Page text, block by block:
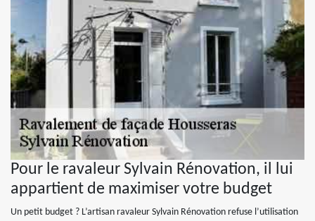
Pour le ravaleur Sylvain Rénovation, il lui
appartient de maximiser votre budget
Un petit budget ? L’artisan ravaleur Sylvain Rénovation refuse l’utilisation